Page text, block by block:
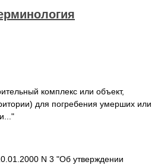
комплекс или объект,
для погребения умерших или
N 3 "Об утверждении